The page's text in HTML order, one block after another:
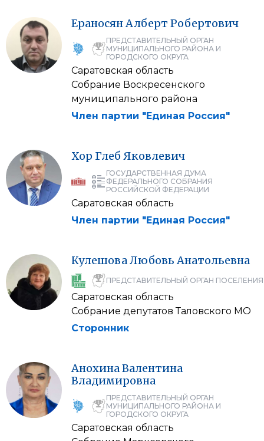
Ераносян Алберт Робертович
ПРЕДСТАВИТЕЛЬНЫЙ ОРГАН
МУНИЦИПАЛЬНОГО РАЙОНА И
ГОРОДСКОГО ОКРУГА
Саратовская область
Собрание Воскресенского
муниципального района
Член партии "Единая Россия"
Хор Глеб Яковлевич
ГОСУДАРСТВЕННАЯ ДУМА
ФЕДЕРАЛЬНОГО СОБРАНИЯ
РОССИЙСКОЙ ФЕДЕРАЦИИ
Саратовская область
Член партии "Единая Россия"
Кулешова Любовь Анатольевна
ПРЕДСТАВИТЕЛЬНЫЙ ОРГАН ПОСЕЛЕНИЯ
Саратовская область
Собрание депутатов Таловского МО
Сторонник
Анохина Валентина
Владимировна
ПРЕДСТАВИТЕЛЬНЫЙ ОРГАН
МУНИЦИПАЛЬНОГО РАЙОНА И
ГОРОДСКОГО ОКРУГА
Саратовская область